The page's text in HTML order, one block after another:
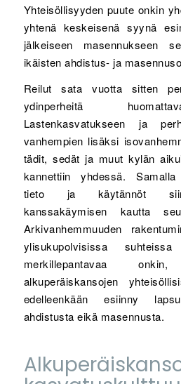
Yhteisöllisyyden puute onkin
yhtenä keskeisenä syynä
jälkeiseen masennukseen
ikäisten ahdistus- ja
Reilut sata vuotta sitten
ydinperheitä
Lastenkasvatukseen ja
vanhempien lisäksi
tädit, sedät ja muut kylän
kannettiin yhdessä. Samalla
tieto ja käytännöt
kanssakäymisen kautta
Arkivanhemmuuden
ylisukupolvisissa
merkillepantavaa
alkuperäiskansojen
edelleenkään esiinny
ahdistusta eikä masennusta.